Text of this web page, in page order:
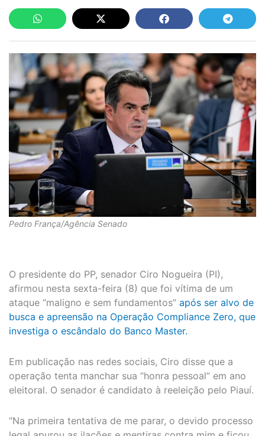
Pedro França/Agência Senado
O presidente do PP, senador Ciro Nogueira (PI),
afirmou nesta sexta-feira (8) que foi vítima de um
ataque “maligno e sem fundamentos” após ser alvo de
busca e apreensão na Operação Compliance Zero, que
investiga o escândalo do Banco Master.
Em publicação nas redes sociais, Ciro disse que a
operação tenta manchar sua “honra pessoal” em ano
eleitoral. O senador é candidato à reeleição pelo Piauí.
“Na primeira tentativa de me parar, o devido processo